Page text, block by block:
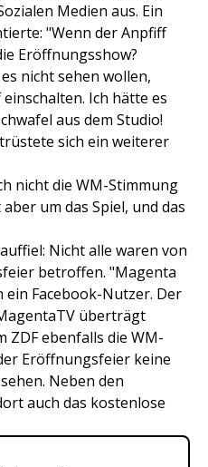
Medien aus. Ein
"Wenn der Anpfiff
Eröffnungsshow?
nicht sehen wollen,
Ich hätte es
aus dem Studio!
sich ein weiterer
nicht die WM-Stimmung
um das Spiel, und das
Nicht alle waren von
betroffen. "Magenta
Facebook-Nutzer. Der
überträgt
ZDF ebenfalls die WM-
Eröffnungsfeier keine
Neben den
auch das kostenlose